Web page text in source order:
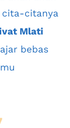
cita-citanya
Mlati
bebas